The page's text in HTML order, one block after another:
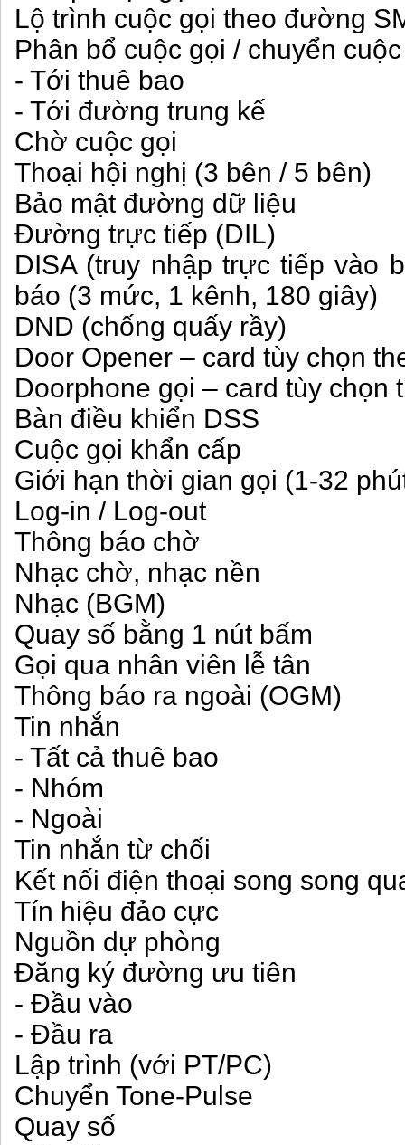
Lộ trình cuộc gọi theo đường
Phân bổ cuộc gọi / chuyển
- Tới thuê bao
- Tới đường trung kế
Chờ cuộc gọi
Thoại hội nghị (3 bên / 5 bên)
Bảo mật đường dữ liệu
Đường trực tiếp (DIL)
DISA (truy nhập trực tiếp vào
báo (3 mức, 1 kênh, 180 giây)
DND (chống quấy rầy)
Door Opener – card tùy chọn
Doorphone gọi – card tùy chọn
Bàn điều khiển DSS
Cuộc gọi khẩn cấp
Giới hạn thời gian gọi (1-32
Log-in / Log-out
Thông báo chờ
Nhạc chờ, nhạc nền
Nhạc (BGM)
Quay số bằng 1 nút bấm
Gọi qua nhân viên lễ tân
Thông báo ra ngoài (OGM)
Tin nhắn
- Tất cả thuê bao
- Nhóm
- Ngoài
Tin nhắn từ chối
Kết nối điện thoại song song
Tín hiệu đảo cực
Nguồn dự phòng
Đăng ký đường ưu tiên
- Đầu vào
- Đầu ra
Lập trình (với PT/PC)
Chuyển Tone-Pulse
Quay số